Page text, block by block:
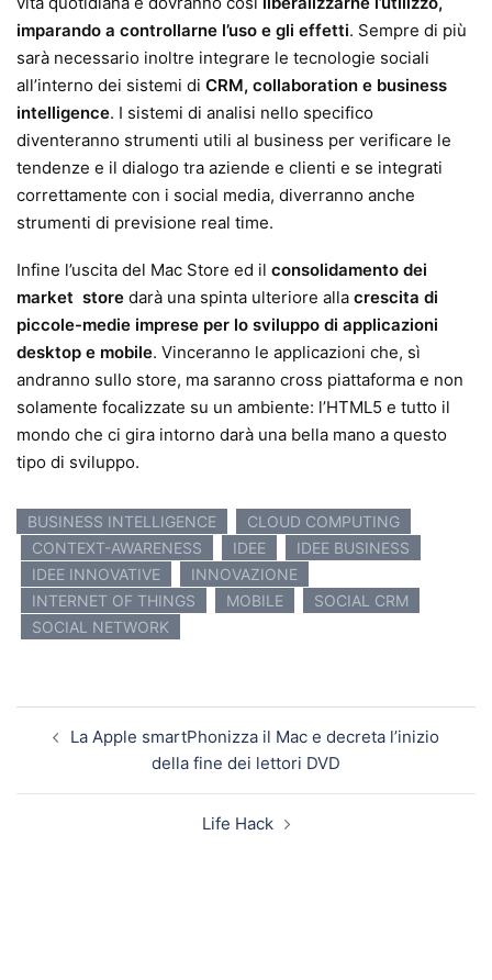
imparando a controllarne l’uso e gli effetti. Sempre di più
sarà necessario inoltre integrare le tecnologie sociali
all’interno dei sistemi di CRM, collaboration e business
intelligence. I sistemi di analisi nello specifico
diventeranno strumenti utili al business per verificare le
tendenze e il dialogo tra aziende e clienti e se integrati
correttamente con i social media, diverranno anche
strumenti di previsione real time.
Infine l’uscita del Mac Store ed il consolidamento dei
market store darà una spinta ulteriore alla crescita di
piccole-medie imprese per lo sviluppo di applicazioni
desktop e mobile. Vinceranno le applicazioni che, sì
andranno sullo store, ma saranno cross piattaforma e non
solamente focalizzate su un ambiente: l’HTML5 e tutto il
mondo che ci gira intorno darà una bella mano a questo
tipo di sviluppo.
BUSINESS INTELLIGENCE
CLOUD COMPUTING
CONTEXT-AWARENESS
IDEE
IDEE BUSINESS
IDEE INNOVATIVE
INNOVAZIONE
INTERNET OF THINGS
MOBILE
SOCIAL CRM
SOCIAL NETWORK
La Apple smartPhonizza il Mac e decreta l’inizio
della fine dei lettori DVD
Life Hack